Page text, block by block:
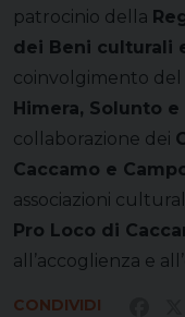
patrocinio della
dei Beni culturali
coinvolgimento del
Himera, Solunto
collaborazione dei
Caccamo e
associazioni
Pro Loco di
all’accoglienza e
CONDIVIDI